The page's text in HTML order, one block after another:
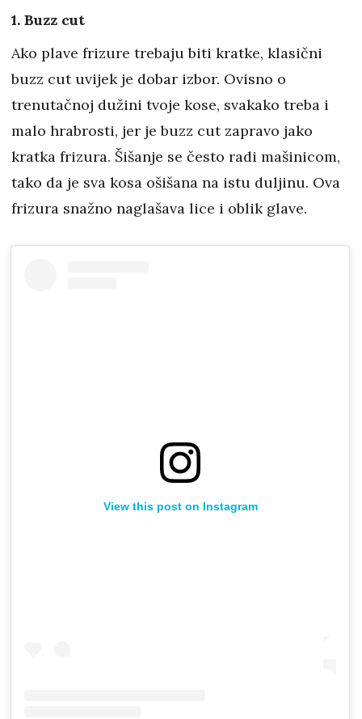
1. Buzz cut
Ako plave frizure trebaju biti kratke, klasični
buzz cut uvijek je dobar izbor. Ovisno o
trenutačnoj dužini tvoje kose, svakako treba i
malo hrabrosti, jer je buzz cut zapravo jako
kratka frizura. Šišanje se često radi mašinicom,
tako da je sva kosa ošišana na istu duljinu. Ova
frizura snažno naglašava lice i oblik glave.
View this post on Instagram